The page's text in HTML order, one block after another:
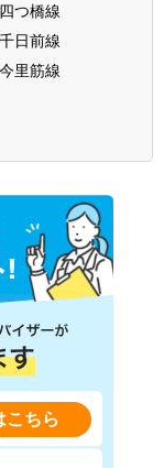
つ橋線
日前線
里筋線
線(亀山－難波)
線
港線
か東線
線
線
線
こちら